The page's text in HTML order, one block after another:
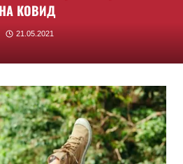
НА КОВИД
21.05.2021